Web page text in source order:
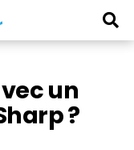
un
?